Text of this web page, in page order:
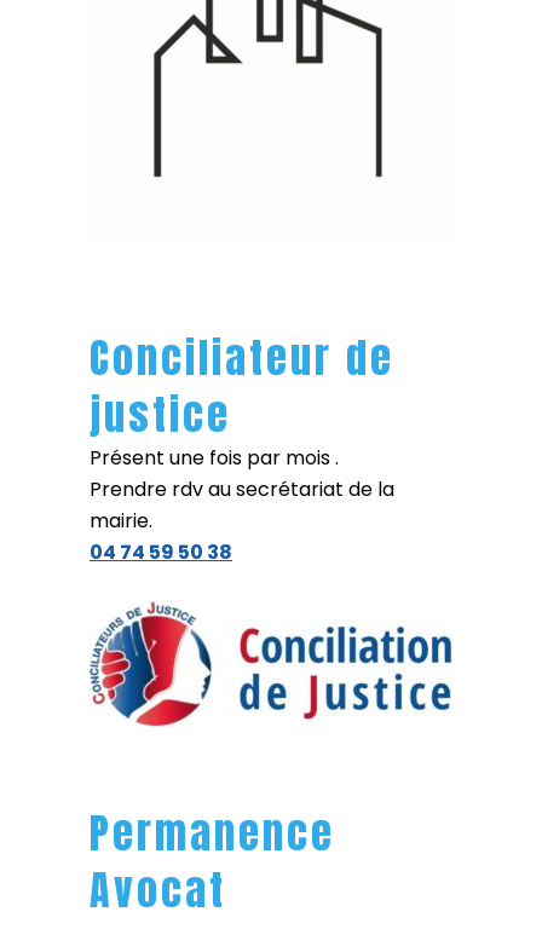
Conciliateur de
justice
Présent une fois par mois .
Prendre rdv au secrétariat de la
mairie.
04 74 59 50 38
Permanence
Avocat